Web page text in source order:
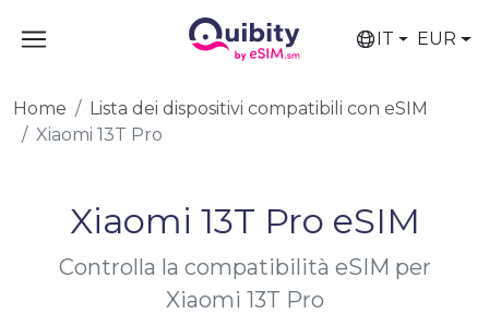
IT EUR
Home
Lista dei dispositivi compatibili con eSIM
Xiaomi 13T Pro
Xiaomi 13T Pro eSIM
Controlla la compatibilità eSIM per
Xiaomi 13T Pro